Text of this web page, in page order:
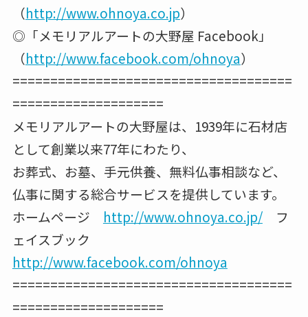
（http://www.ohnoya.co.jp）
◎「メモリアルアートの大野屋 Facebook」
（http://www.facebook.com/ohnoya）
=====================================
====================
メモリアルアートの大野屋は、1939年に石材店
として創業以来77年にわたり、
お葬式、お墓、手元供養、無料仏事相談など、
仏事に関する総合サービスを提供しています。
ホームページ http://www.ohnoya.co.jp/フ
ェイスブック
http://www.facebook.com/ohnoya
=====================================
====================